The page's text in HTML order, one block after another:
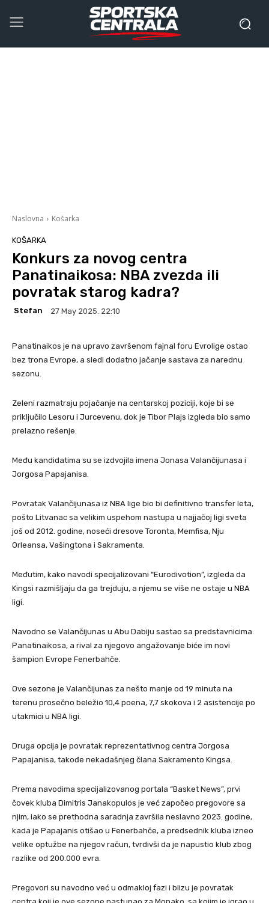
Naslovna Košarka
KOŠARKA
Konkurs za novog centra
Panatinaikosa: NBA zvezda ili
povratak starog kadra?
Stefan 27 May 2025. 22:10
Panatinaikos je na upravo završenom fajnal foru Evrolige ostao
bez trona Evrope, a sledi dodatno jačanje sastava za narednu
sezonu.
Zeleni razmatraju pojačanje na centarskoj poziciji, koje bi se
priključilo Lesoru i Jurcevenu, dok je Tibor Plajs izgleda bio samo
prelazno rešenje.
Među kandidatima su se izdvojila imena Jonasa Valančijunasa i
Jorgosa Papajanisa.
Povratak Valančijunasa iz NBA lige bio bi definitivno transfer leta,
pošto Litvanac sa velikim uspehom nastupa u najjačoj ligi sveta
još od 2012. godine, noseći dresove Toronta, Memfisa, Nju
Orleansa, Vašingtona i Sakramenta.
Međutim, kako navodi specijalizovani “Eurodivotion”, izgleda da
Kingsi razmišljaju da ga trejduju, a njemu se više ne ostaje u NBA
ligi.
Navodno se Valančijunas u Abu Dabiju sastao sa predstavnicima
Panatinaikosa, a rival za njegovo angažovanje biće im novi
šampion Evrope Fenerbahče.
Ove sezone je Valančijunas za nešto manje od 19 minuta na
terenu prosečno beležio 10,4 poena, 7,7 skokova i 2 asistencije po
utakmici u NBA ligi.
Druga opcija je povratak reprezentativnog centra Jorgosa
Papajanisa, takođe nekadašnjeg člana Sakramento Kingsa.
Prema navodima specijalizovanog portala “Basket News”, prvi
čovek kluba Dimitris Janakopulos je već započeo pregovore sa
njim, iako se prethodna saradnja završila neslavno 2023. godine,
kada je Papajanis otišao u Fenerbahče, a predsednik kluba izneo
velike optužbe na njegov račun, tvrdivši da je napustio klub zbog
razlike od 200.000 evra.
Pregovori su navodno već u odmakloj fazi i blizu je povratak